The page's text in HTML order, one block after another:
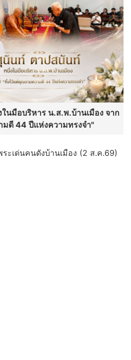
นมือบริหาร น.ส.พ.บ้านเมือง จาก
ดี 44 ปีแห่งความทรงจำ"
ระเด่นคนดังบ้านเมือง (2 ส.ค.69)